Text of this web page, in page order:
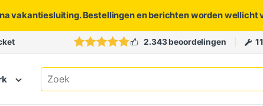
vakantiesluiting. Bestellingen en berichten worden
2.343 beoordelingen
Search for: